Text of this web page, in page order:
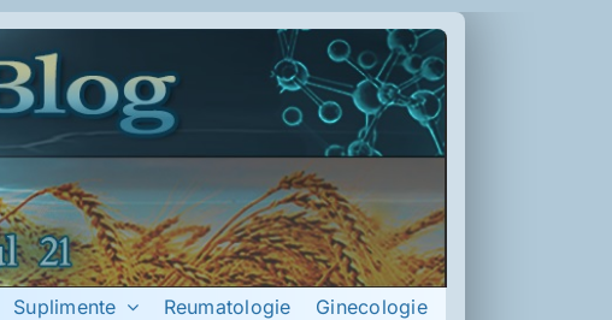
Suplimente Reumatologie
Ginecologie